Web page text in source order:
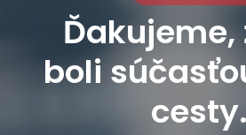
Ďakujeme,
boli
cesty.